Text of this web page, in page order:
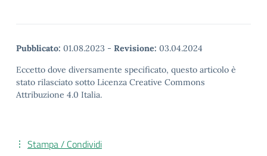
Pubblicato: 01.08.2023 - Revisione: 03.04.2024
Eccetto dove diversamente specificato, questo articolo è
stato rilasciato sotto Licenza Creative Commons
Attribuzione 4.0 Italia.
Stampa / Condividi